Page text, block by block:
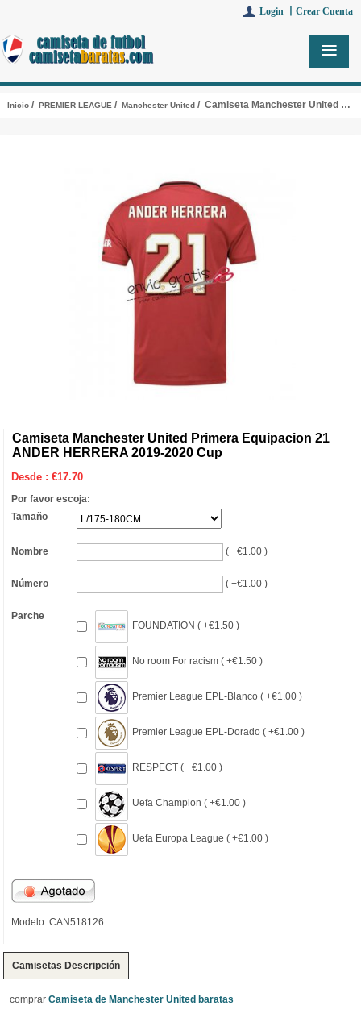
Login 丨 Crear Cuenta
Inicio/ PREMIER LEAGUE/ Manchester United/ Camiseta Manchester United Primera Equipacion 21 ANDER HERRERA 2019-2020 Cup
Camiseta Manchester United Primera Equipacion 21
ANDER HERRERA 2019-2020 Cup
Desde :€17.70
Por favor escoja:
Tamaño
Nombre ( +€1.00 )
Número ( +€1.00 )
Parche
FOUNDATION ( +€1.50 )
No room For racism ( +€1.50 )
Premier League EPL-Blanco ( +€1.00 )
Premier League EPL-Dorado ( +€1.00 )
RESPECT ( +€1.00 )
Uefa Champion ( +€1.00 )
Uefa Europa League ( +€1.00 )
Modelo: CAN518126
Camisetas Descripción
comprar Camiseta de Manchester United baratas